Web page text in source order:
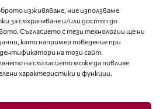
изживяване, ние използваме
за съхраняване и/или достъп до
Съгласието с тези технологии ще ни
като например поведение при
на този сайт.
на съгласието може да повлияе
характеристики и функции.